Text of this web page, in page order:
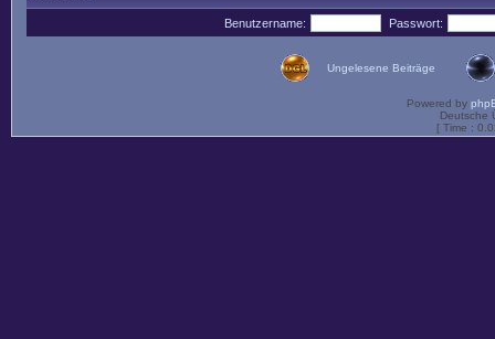
Benutzername: Passwort:
Ungelesene Beiträge
Powered by
Deutsche
[ Time :